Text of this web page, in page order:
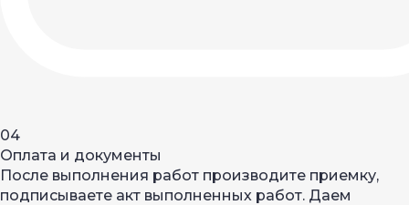
04
Оплата и документы
После выполнения работ производите приемку,
подписываете акт выполненных работ. Даем